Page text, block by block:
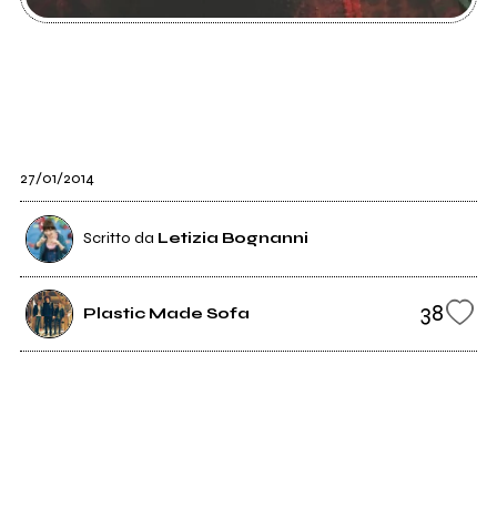
27/01/2014
Scritto da Letizia Bognanni
Plastic Made Sofa 38